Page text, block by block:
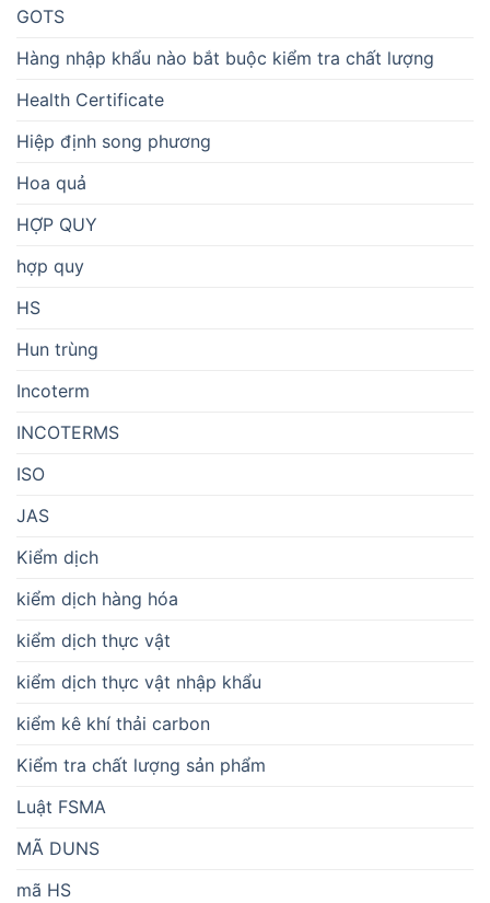
GOTS
Hàng nhập khẩu nào bắt buộc kiểm tra chất lượng
Health Certificate
Hiệp định song phương
Hoa quả
HỢP QUY
hợp quy
HS
Hun trùng
Incoterm
INCOTERMS
ISO
JAS
Kiểm dịch
kiểm dịch hàng hóa
kiểm dịch thực vật
kiểm dịch thực vật nhập khẩu
kiểm kê khí thải carbon
Kiểm tra chất lượng sản phẩm
Luật FSMA
MÃ DUNS
mã HS